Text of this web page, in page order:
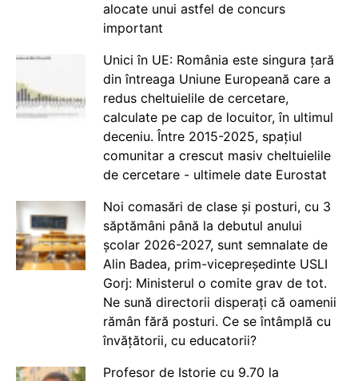
alocate unui astfel de concurs
important
Unici în UE: România este singura țară
din întreaga Uniune Europeană care a
redus cheltuielile de cercetare,
calculate pe cap de locuitor, în ultimul
deceniu. Între 2015-2025, spațiul
comunitar a crescut masiv cheltuielile
de cercetare - ultimele date Eurostat
Noi comasări de clase și posturi, cu 3
săptămâni până la debutul anului
școlar 2026-2027, sunt semnalate de
Alin Badea, prim-vicepreședinte USLI
Gorj: Ministerul o comite grav de tot.
Ne sună directorii disperați că oamenii
rămân fără posturi. Ce se întâmplă cu
învățătorii, cu educatorii?
Profesor de Istorie cu 9.70 la